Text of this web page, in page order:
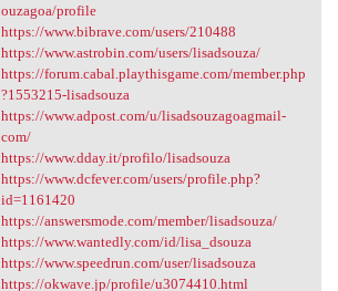
ouzagoa/profile
https://www.bibrave.com/users/210488
https://www.astrobin.com/users/lisadsouza/
https://forum.cabal.playthisgame.com/member.php
?1553215-lisadsouza
https://www.adpost.com/u/lisadsouzagoagmail-
com/
https://www.dday.it/profilo/lisadsouza
https://www.dcfever.com/users/profile.php?
id=1161420
https://answersmode.com/member/lisadsouza/
https://www.wantedly.com/id/lisa_dsouza
https://www.speedrun.com/user/lisadsouza
https://okwave.jp/profile/u3074410.html